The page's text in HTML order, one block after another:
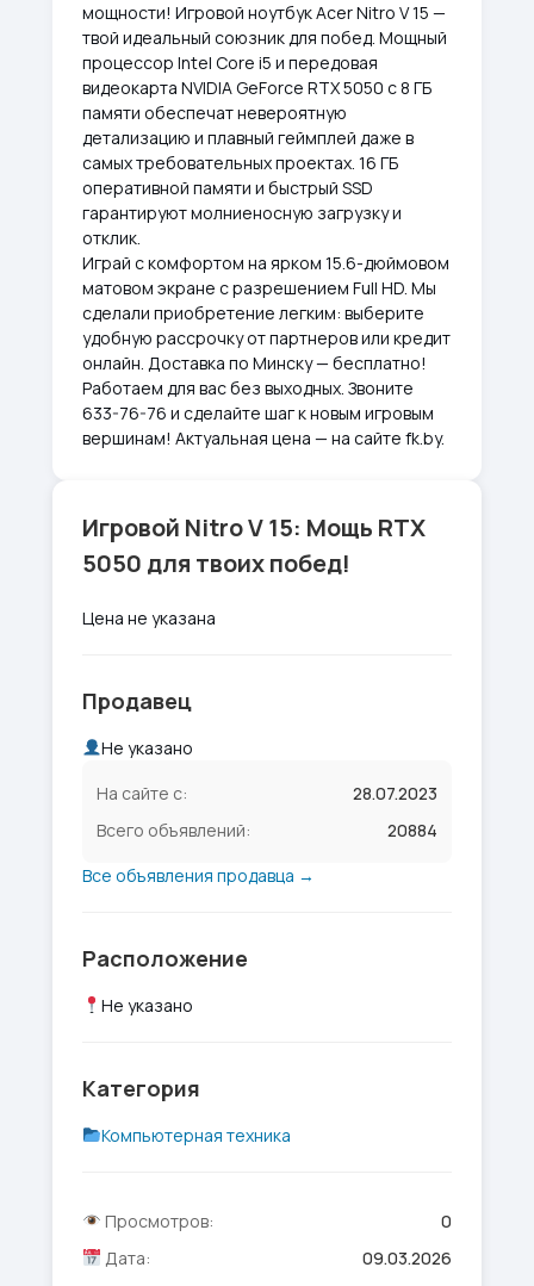
мощности! Игровой ноутбук Acer Nitro V 15 —
твой идеальный союзник для побед. Мощный
процессор Intel Core i5 и передовая
видеокарта NVIDIA GeForce RTX 5050 с 8 ГБ
памяти обеспечат невероятную
детализацию и плавный геймплей даже в
самых требовательных проектах. 16 ГБ
оперативной памяти и быстрый SSD
гарантируют молниеносную загрузку и
отклик.
Играй с комфортом на ярком 15.6-дюймовом
матовом экране с разрешением Full HD. Мы
сделали приобретение легким: выберите
удобную рассрочку от партнеров или кредит
онлайн. Доставка по Минску — бесплатно!
Работаем для вас без выходных. Звоните
633-76-76 и сделайте шаг к новым игровым
вершинам! Актуальная цена — на сайте fk.by.
Игровой Nitro V 15: Мощь RTX
5050 для твоих побед!
Цена не указана
Продавец
Не указано
На сайте с:
28.07.2023
Всего объявлений:
20884
Все объявления продавца →
Расположение
Не указано
Категория
Компьютерная техника
Просмотров:
0
Дата:
09.03.2026